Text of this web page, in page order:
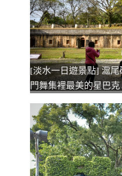
[淡水一日遊景點] 滬
門舞集裡最美的星巴克